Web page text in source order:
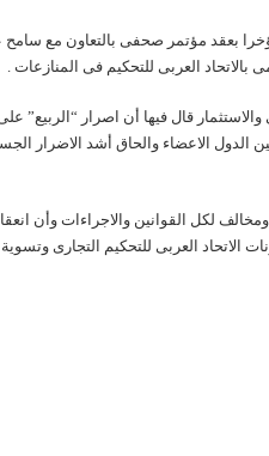
بعقد مؤتمر صحفى بالتعاون مع سامح
العربى للتحكيم فى المنازعات .
قال فيها أن اصرار “الربيع” على
الدول الاعضاء والحاق أشد الاضرار
لكل القوانين والاجراءات وأن
الاتحاد العربى للتحكيم التجارى